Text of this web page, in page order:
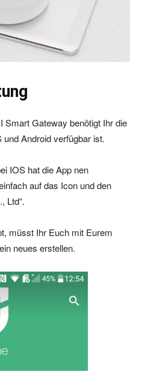
Smart Gateway benötigt Ihr die
Android verfügbar ist.
IOS hat die App nen
auf das Icon und den
Ltd“.
müsst Ihr Euch mit Eurem
neues erstellen.